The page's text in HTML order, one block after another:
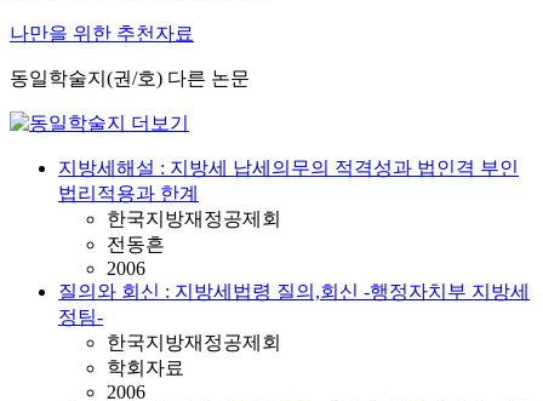
나만을 위한 추천자료
동일학술지(권/호) 다른 논문
지방세해설 : 지방세 납세의무의 적격성과 법인격 부인
법리적용과 한계
한국지방재정공제회
전동흔
2006
질의와 회신 : 지방세법령 질의,회신 -행정자치부 지방세
정팀-
한국지방재정공제회
학회자료
2006